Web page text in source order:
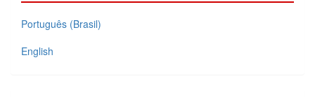
Português (Brasil)
English